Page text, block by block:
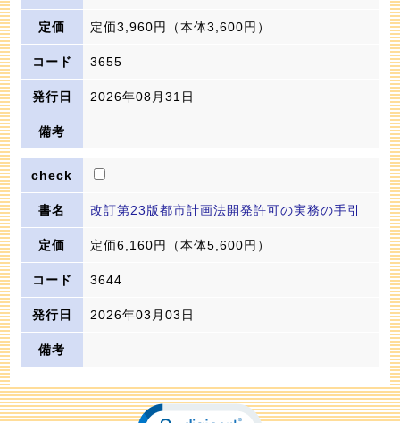
定価3,960円 （本体3,600円）
3655
2026年08月31日
改訂第23版都市計画法開発許可の実務の手引
定価6,160円 （本体5,600円）
3644
2026年03月03日